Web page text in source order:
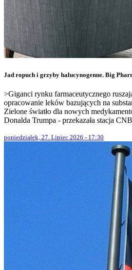
Jad ropuch i grzyby halucynogenne. Big
>Giganci rynku farmaceutycznego
opracowanie leków bazujących na
Zielone światło dla nowych
Donalda Trumpa - przekazała stacja
poniedziałek, 27. Lipiec 2026 - 17:30